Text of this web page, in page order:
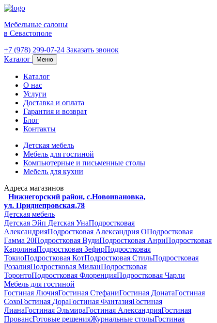
Мебельные салоны
в Севастополе
+7 (978) 299-07-24 Заказать звонок
Каталог
Меню
Каталог
О нас
Услуги
Доставка и оплата
Гарантия и возврат
Блог
Контакты
Детская мебель
Мебель для гостиной
Компьютерные и письменные столы
Мебель для кухни
Адреса магазинов
Нижнегорский район, с.Новоивановка,
ул. Приднепровская,78
Детская мебель
Детская Эйп Детская УнаПодростковая
АлександрияПодростковая Александрия ОПодростковая
Гамма 20Подростковая ВудиПодростковая АнриПодростковая
КаролинаПодростковая ЗефирПодростковая
ТокиоПодростковая КотПодростковая СтильПодростковая
РозалияПодростковая МиланПодростковая
ТоронтоПодростковая ФлоренцияПодростковая Чарли
Мебель для гостиной
Гостиная ЛючияГостиная СтефаниГостиная ДонатаГостиная
СохоГостиная ДораГостиная ФантазияГостиная
ЛианаГостиная ЭльмираГостиная АлександрияГостиная
ПровансГотовые решенияЖурнальные столыГостиная